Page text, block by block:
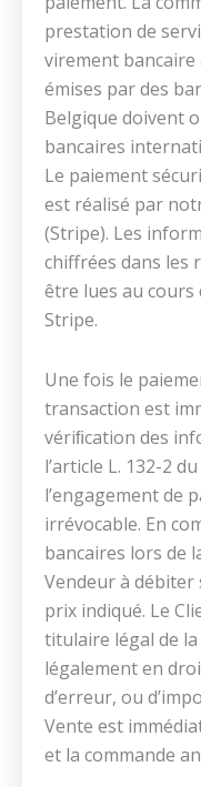
prestation de
virement bancaire
émises par des
Belgique doivent
bancaires
Le paiement
est réalisé par
(Stripe). Les
chiffrées dans les
être lues au
Stripe.
Une fois le
transaction est
vériﬁcation des
l’article L. 132-2
l’engagement de
irrévocable. En
bancaires lors de
Vendeur à
prix indiqué. Le
titulaire légal de
légalement en
d’erreur, ou
Vente est
et la commande